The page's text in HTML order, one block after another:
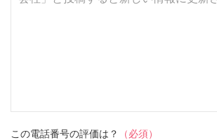
この電話番号の評価は？ （必須）